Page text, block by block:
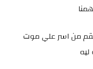
من اسر علي موت